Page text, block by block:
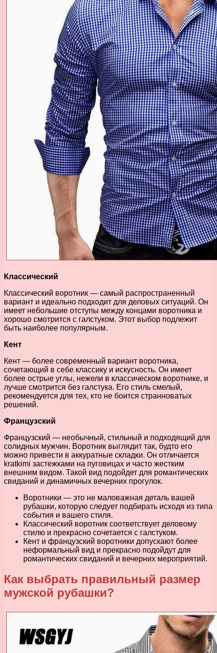
Классический
Классический воротник — самый распространенный
вариант и идеально подходит для деловых ситуаций. Он
имеет небольшие отступы между концами воротника и
хорошо смотрится с галстуком. Этот выбор подлежит
быть наиболее популярным.
Кент
Кент — более современный вариант воротника,
сочетающий в себе классику и искусность. Он имеет
более острые углы, нежели в классическом воротнике, и
лучше смотрится без галстука. Его стиль смелый,
рекомендуется для тех, кто не боится странноватых
решений.
Французский
Французский — необычный, стильный и подходящий для
солидных мужчин. Воротник выглядит так, будто его
можно привести в аккуратные складки. Он отличается
kratkimi застежками на пуговицах и часто жестким
внешним видом. Такой вид подойдет для романтических
свиданий и динамичных вечерних прогулок.
Воротники — это не маловажная деталь вашей
рубашки, которую следует подбирать исходя из типа
события и вашего стиля.
Классический воротник соответствует деловому
стилю и прекрасно сочетается с галстуком.
Кент и французский воротники допускают более
неформальный вид и прекрасно подойдут для
романтических свиданий и вечерних мероприятий.
Как выбрать правильный размер
мужской рубашки?